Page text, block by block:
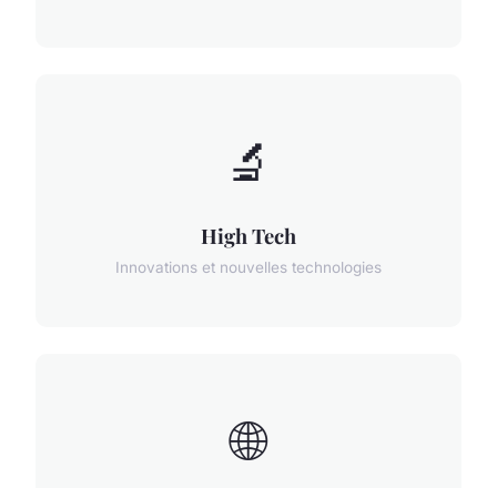
🔬
High Tech
Innovations et nouvelles technologies
🌐